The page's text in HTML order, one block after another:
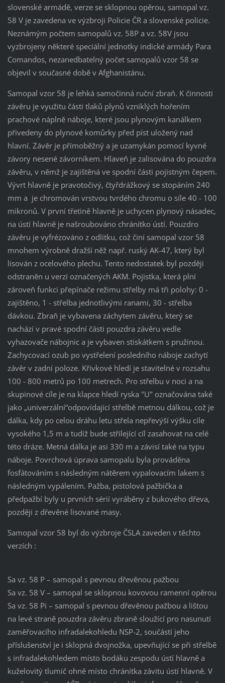
slovenské armádě, verze se sklopnou opěrou, samopal vz.
58 V je zavedena ve výzbroji Policie ČR a slovenské policie.
Neznámým počtem samopalů vz. 58P a vz. 58V jsou
vyzbrojeny některé speciální jednotky indické armády Para
Comandos, nezanedbatelný počet samopalů vzor 58 se
objevil v současné době v Afghanistánu.
Samopal vzor 58 je lehká samočinná ruční zbraň. K činnosti
závěru je využitu části tlaků plynů vzniklých hořením
prachové náplně náboje, které jsou plynovým kanálkem
přivedeny do plynové komůrky před píst uložený nad
hlavní. Závěr je přímoběžný a je uzamykán pomocí kyvné
závory nesené závorníkem. Hlaveň je zalisována do pouzdra
závěru, v němž je zajištěná ve spodní části pojistným čepem.
Vývrt hlavně je pravotočivý, čtyřdrážkový se stopáním 240
mm a je chromován vrstvou tvrdého chromu o síle 40 - 100
mikronů. V první třetině hlavně je uchycen plynový násadec,
na ústí hlavně je našroubováno chránítko ústí. Pouzdro
závěru je vyfrézováno z odlitku, což činí samopal vzor 58
mnohem výrobně dražší něž např. ruský AK-47, který byl
lisován z ocelového plechu. Tento nedostatek byl později
odstraněn u verzí označených AKM. Pojistka, která plní
zároveň funkci přepínače režimu střelby má tři polohy: 0 -
zajištěno, 1 - střelba jednotlivými ranami, 30 - střelba
dávkou. Zbraň je vybavena záchytem závěru, který se
nachází v pravé spodní části pouzdra závěru vedle
vyhazovače nábojnic a je vybaven stiskátkem s pružinou.
Zachycovací ozub po vystřelení posledního náboje zachytí
závěr v zadní poloze. Křivkové hledí je stavitelné v rozsahu
100 - 800 metrů po 100 metrech. Pro střelbu v noci a na
skupinové cíle je na klapce hledí ryska "U" označována také
jako „univerzální“odpovídající střelbě metnou dálkou, což je
dálka, kdy po celou dráhu letu střela nepřevýší výšku cíle
vysokého 1,5 m a tudíž bude střílející cíl zasahovat na celé
této dráze. Metná dálka je asi 330 m a závisí také na typu
náboje. Povrchová úprava samopalu byla prováděna
fosfátováním s následným nátěrem vypalovacím lakem s
následným vypálením. Pažba, pistolová pažbička a
předpažbí byly u prvních sérií vyráběny z bukového dřeva,
později z dřevěné lisované masy.
Samopal vzor 58 byl do výzbroje ČSLA zaveden v těchto
verzích :
Sa vz. 58 P – samopal s pevnou dřevěnou pažbou
Sa vz. 58 V – samopal se sklopnou kovovou ramenní opěrou
Sa vz. 58 Pi – samopal s pevnou dřevěnou pažbou a lištou
na levé straně pouzdra závěru zbraně sloužící pro nasunutí
zaměřovacího infradalekohledu NSP-2, součástí jeho
příslušenství je i sklopná dvojnožka, upevňující se při střelbě
s infradalekohledem místo bodáku zespodu ústí hlavně a
kuželovitý tlumič ohně místo chránítka závitu ústí hlavně. V